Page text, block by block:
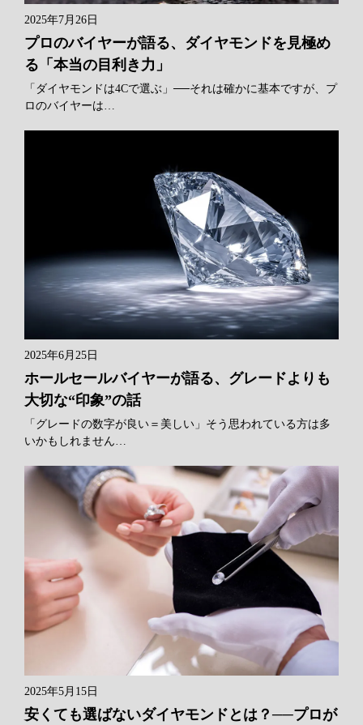
2025年7月26日
プロのバイヤーが語る、ダイヤモンドを見極め
る「本当の目利き力」
「ダイヤモンドは4Cで選ぶ」──それは確かに基本ですが、プ
ロのバイヤーは…
2025年6月25日
ホールセールバイヤーが語る、グレードよりも
大切な“印象”の話
「グレードの数字が良い＝美しい」そう思われている方は多
いかもしれません…
2025年5月15日
安くても選ばないダイヤモンドとは？──プロが